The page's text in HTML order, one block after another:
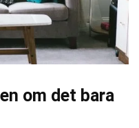
om det bara